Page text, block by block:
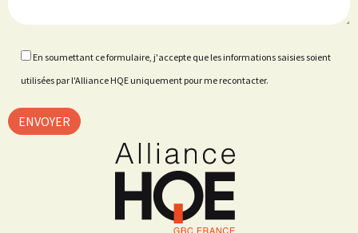
En soumettant ce formulaire, j'accepte que les informations saisies soient
utilisées par l'Alliance HQE uniquement pour me recontacter.